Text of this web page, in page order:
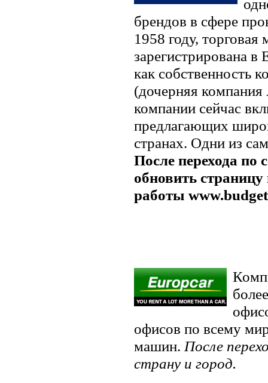
брендов в сфере
1958 году,
зарегистрирована
как собственность
(дочерняя
компании сейчас
предлагающих
странах. Одни из
После перехода по
обновить страницу
работы
офисов по всему
машин. После
страну и город.